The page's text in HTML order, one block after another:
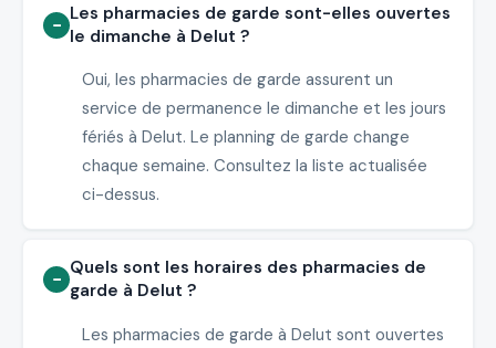
Les pharmacies de garde sont-elles ouvertes
le dimanche à Delut ?
Oui, les pharmacies de garde assurent un
service de permanence le dimanche et les jours
fériés à Delut. Le planning de garde change
chaque semaine. Consultez la liste actualisée
ci-dessus.
Quels sont les horaires des pharmacies de
garde à Delut ?
Les pharmacies de garde à Delut sont ouvertes